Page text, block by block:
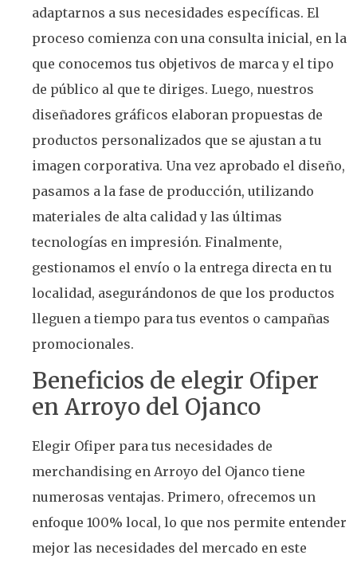
adaptarnos a sus necesidades específicas. El
proceso comienza con una consulta inicial, en la
que conocemos tus objetivos de marca y el tipo
de público al que te diriges. Luego, nuestros
diseñadores gráficos elaboran propuestas de
productos personalizados que se ajustan a tu
imagen corporativa. Una vez aprobado el diseño,
pasamos a la fase de producción, utilizando
materiales de alta calidad y las últimas
tecnologías en impresión. Finalmente,
gestionamos el envío o la entrega directa en tu
localidad, asegurándonos de que los productos
lleguen a tiempo para tus eventos o campañas
promocionales.
Beneficios de elegir Ofiper
en Arroyo del Ojanco
Elegir Ofiper para tus necesidades de
merchandising en Arroyo del Ojanco tiene
numerosas ventajas. Primero, ofrecemos un
enfoque 100% local, lo que nos permite entender
mejor las necesidades del mercado en este